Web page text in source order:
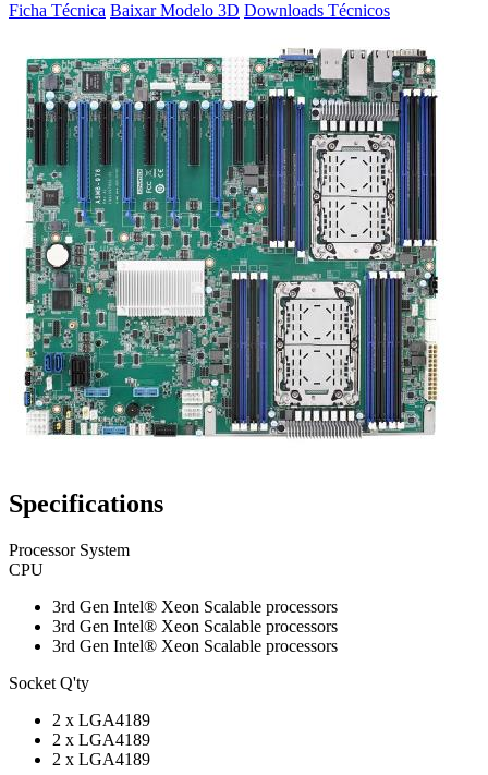
Ficha Técnica Baixar Modelo 3D Downloads Técnicos
Specifications
Processor System
CPU
3rd Gen Intel® Xeon Scalable processors
3rd Gen Intel® Xeon Scalable processors
3rd Gen Intel® Xeon Scalable processors
Socket Q'ty
2 x LGA4189
2 x LGA4189
2 x LGA4189